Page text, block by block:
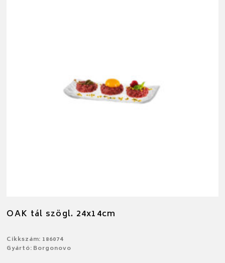
OAK tál szögl. 24x14cm
Cikkszám: 186074
Gyártó: Borgonovo